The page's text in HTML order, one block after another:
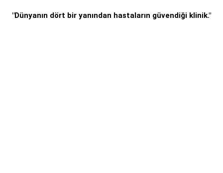
"Dünyanın dört bir yanından hastaların güvendiği klinik."